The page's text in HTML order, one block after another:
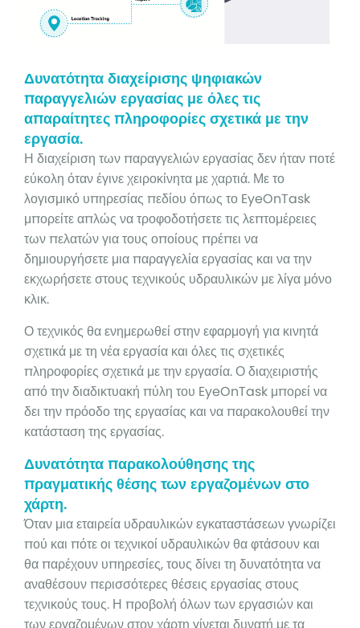
Δυνατότητα διαχείρισης ψηφιακών
παραγγελιών εργασίας με όλες τις
απαραίτητες πληροφορίες σχετικά με την
εργασία.
Η διαχείριση των παραγγελιών εργασίας δεν ήταν ποτέ
εύκολη όταν έγινε χειροκίνητα με χαρτιά. Με το
λογισμικό υπηρεσίας πεδίου όπως το EyeOnTask
μπορείτε απλώς να τροφοδοτήσετε τις λεπτομέρειες
των πελατών για τους οποίους πρέπει να
δημιουργήσετε μια παραγγελία εργασίας και να την
εκχωρήσετε στους τεχνικούς υδραυλικών με λίγα μόνο
κλικ.
Ο τεχνικός θα ενημερωθεί στην εφαρμογή για κινητά
σχετικά με τη νέα εργασία και όλες τις σχετικές
πληροφορίες σχετικά με την εργασία. Ο διαχειριστής
από την διαδικτυακή πύλη του EyeOnTask μπορεί να
δει την πρόοδο της εργασίας και να παρακολουθεί την
κατάσταση της εργασίας.
Δυνατότητα παρακολούθησης της
πραγματικής θέσης των εργαζομένων στο
χάρτη.
Όταν μια εταιρεία υδραυλικών εγκαταστάσεων γνωρίζει
πού και πότε οι τεχνικοί υδραυλικών θα φτάσουν και
θα παρέχουν υπηρεσίες, τους δίνει τη δυνατότητα να
αναθέσουν περισσότερες θέσεις εργασίας στους
τεχνικούς τους. Η προβολή όλων των εργασιών και
των εργαζομένων στον χάρτη γίνεται δυνατή με τα